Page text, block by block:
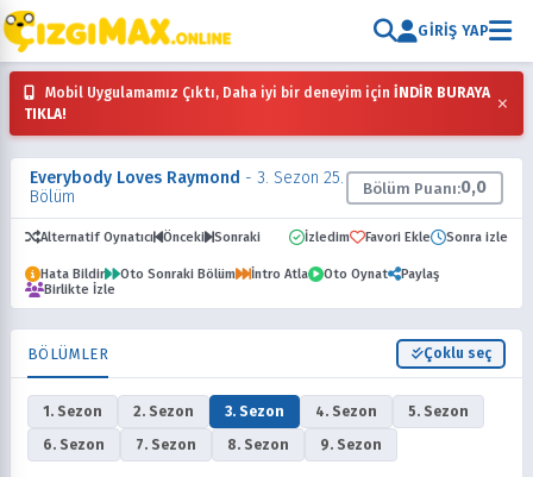
GIRIŞ YAP
Mobil Uygulamamız Çıktı, Daha iyi bir deneyim için İNDİR BURAYA
TIKLA!
×
Everybody Loves Raymond - 3. Sezon 25.
Bölüm
Bölüm Puanı:0,0
Alternatif Oynatıcı Önceki Sonraki İzledim Favori Ekle Sonra izle
Hata Bildir Oto Sonraki Bölüm İntro Atla Oto Oynat
Paylaş
Birlikte İzle
BÖLÜMLER Çoklu seç
1. Sezon 2. Sezon 3. Sezon 4. Sezon
5. Sezon
6. Sezon
7. Sezon 8. Sezon 9. Sezon